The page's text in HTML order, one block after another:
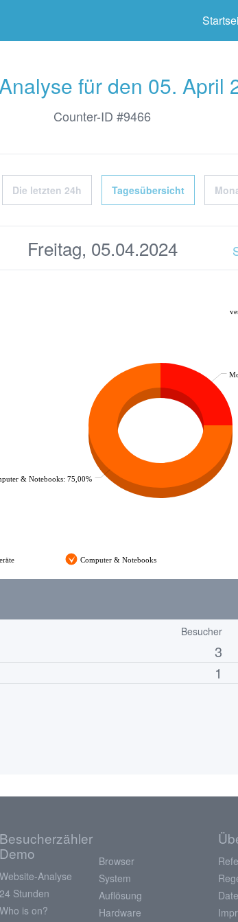
für den 05. April
Counter-ID #9466
Die letzten 24h Tagesübersicht
Freitag, 05.04.2024
& Notebooks: 75,00%
Computer & Notebooks
Besucher
3
1
Besucherzähler
Demo
Website-Analyse
24 Stunden
Who is on?
Browser
System
Auflösung
Hardware